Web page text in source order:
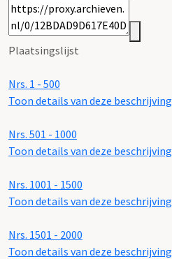
Plaatsingslijst
Nrs. 1 - 500
Toon details van deze beschrijving
Nrs. 501 - 1000
Toon details van deze beschrijving
Nrs. 1001 - 1500
Toon details van deze beschrijving
Nrs. 1501 - 2000
Toon details van deze beschrijving